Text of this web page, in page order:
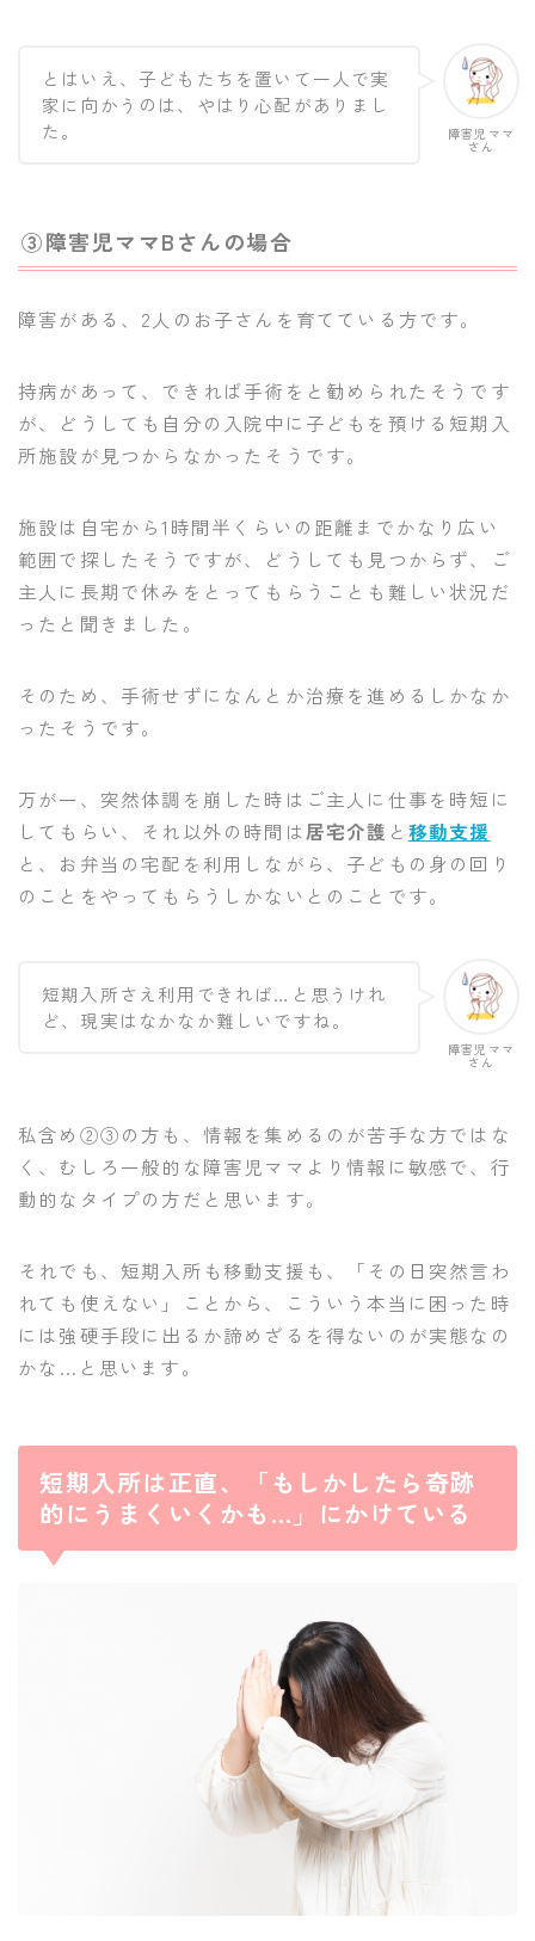
障害児ママ
さん
とはいえ、子どもたちを置いて一人で実
家に向かうのは、やはり心配がありまし
た。
③障害児ママBさんの場合
障害がある、2人のお子さんを育てている方です。
持病があって、できれば手術をと勧められたそうです
が、どうしても自分の入院中に子どもを預ける短期入
所施設が見つからなかったそうです。
施設は自宅から1時間半くらいの距離までかなり広い
範囲で探したそうですが、どうしても見つからず、ご
主人に長期で休みをとってもらうことも難しい状況だ
ったと聞きました。
そのため、手術せずになんとか治療を進めるしかなか
ったそうです。
万が一、突然体調を崩した時はご主人に仕事を時短に
してもらい、それ以外の時間は居宅介護 と 移動支援
と、お弁当の宅配を利用しながら、子どもの身の回り
のことをやってもらうしかないとのことです。
障害児ママ
さん
短期入所さえ利用できれば…と思うけれ
ど、現実はなかなか難しいですね。
私含め②③の方も、情報を集めるのが苦手な方ではな
く、むしろ一般的な障害児ママより情報に敏感で、行
動的なタイプの方だと思います。
それでも、短期入所も移動支援も、「その日突然言わ
れても使えない」ことから、こういう本当に困った時
には強硬手段に出るか諦めざるを得ないのが実態なの
かな…と思います。
短期入所は正直、「もしかしたら奇跡
的にうまくいくかも…」にかけている